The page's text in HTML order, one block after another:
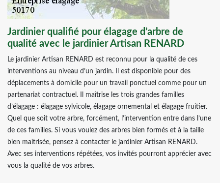
Jardinier qualifié pour élagage d’arbre de
qualité avec le jardinier Artisan RENARD
Le jardinier Artisan RENARD est reconnu pour la qualité de ces
interventions au niveau d’un jardin. Il est disponible pour des
déplacements à domicile pour un travail ponctuel comme pour un
partenariat contractuel. Il maîtrise les trois grandes familles
d’élagage : élagage sylvicole, élagage ornemental et élagage fruitier.
Quel que soit votre arbre, forcément, l’intervention entre dans l’une
de ces familles. Si vous voulez des arbres bien formés et à la taille
bien maitrisée, pensez à contacter le jardinier Artisan RENARD.
Avec ses interventions répétées, vos invités pourront apprécier avec
vous la qualité de vos arbres.